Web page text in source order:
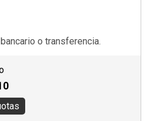
o transferencia.